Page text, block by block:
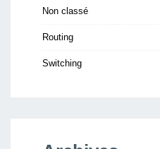
Non classé
Routing
Switching